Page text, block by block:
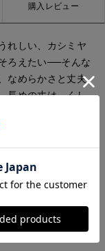
購入レビュー
れしい、カシミヤ
ろえたい──そんな
なめらかさと丈夫
長めの丈は、くし
アンスが加わりま